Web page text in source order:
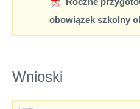
obowiązek szkolny
Wnioski